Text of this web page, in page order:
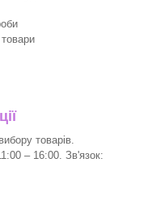
товарів.
– 16:00. Зв'язок: